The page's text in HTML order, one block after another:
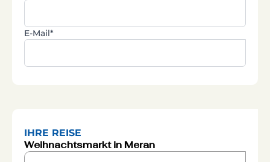
E-Mail*
IHRE REISE
Weihnachtsmarkt in Meran